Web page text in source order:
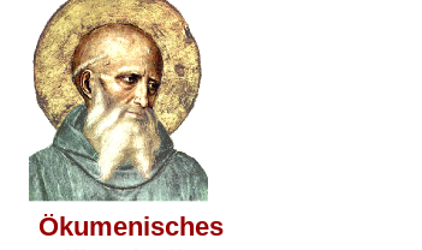
Ökumenisches